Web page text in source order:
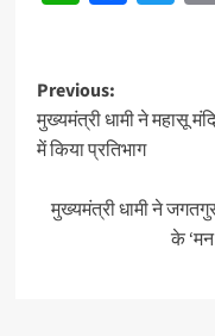
Post
navigation
Previous:
मुख्यमंत्री धामी ने महासू
में किया प्रतिभाग
मुख्यमंत्री धामी ने
के